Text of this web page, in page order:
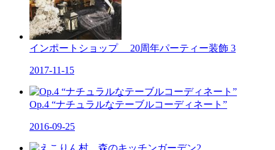
インポートショップ 20周年パーティー装飾 3
2017-11-15
Op.4 “ナチュラルなテーブルコーディネート”
2016-09-25